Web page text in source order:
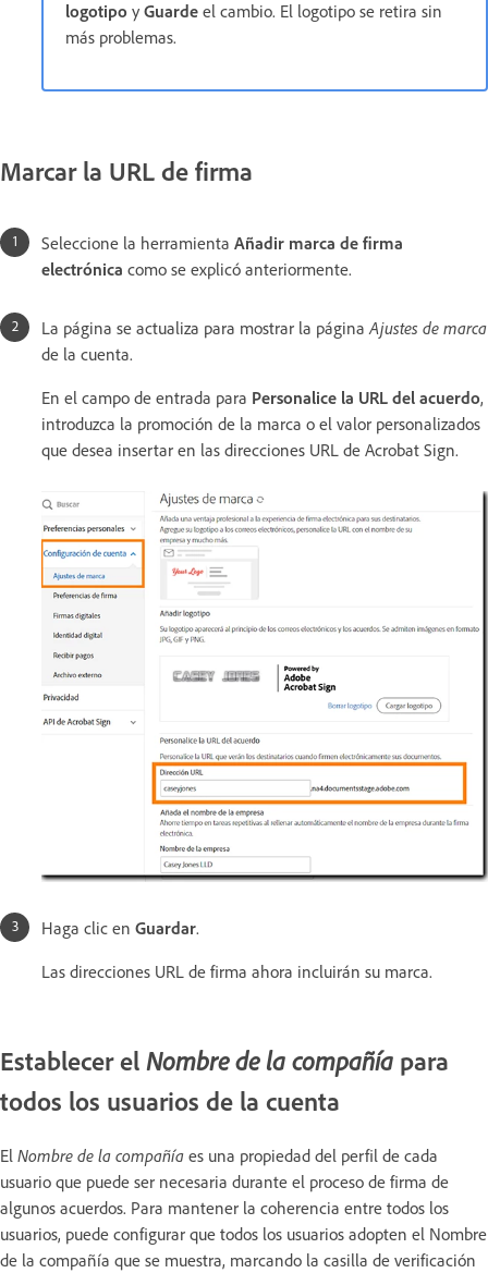
logotipo y Guarde el cambio. El logotipo se retira sin
más problemas.
Marcar la URL de firma
Seleccione la herramienta Añadir marca de firma
electrónica como se explicó anteriormente.
La página se actualiza para mostrar la páginaAjustes de marca
de la cuenta.
En el campo de entrada para Personalice la URL del acuerdo,
introduzca la promoción de la marca o el valor personalizados
que desea insertar en las direcciones URL de Acrobat Sign.
Haga clic en Guardar.
Las direcciones URL de firma ahora incluirán su marca.
Establecer el Nombre de la compañía para
todos los usuarios de la cuenta
El Nombre de la compañía es una propiedad del perfil de cada
usuario que puede ser necesaria durante el proceso de firma de
algunos acuerdos. Para mantener la coherencia entre todos los
usuarios, puede configurar que todos los usuarios adopten el Nombre
de la compañía que se muestra, marcando la casilla de verificación